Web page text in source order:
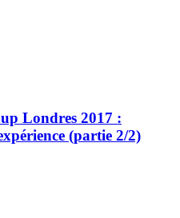
Londres 2017 :
(partie 2/2)